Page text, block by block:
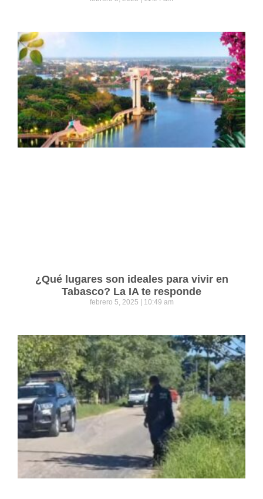
¿Qué lugares son ideales para vivir en
Tabasco? La IA te responde
febrero 5, 2025 10:49 am